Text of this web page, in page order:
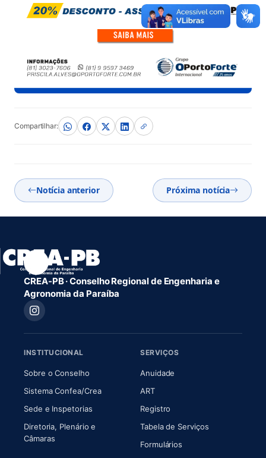
Compartilhar:
Notícia anterior Próxima notícia
CREA-PB · Conselho Regional de Engenharia e
Agronomia da Paraíba
INSTITUCIONAL
Sobre o Conselho(abre em nova aba)
Sistema Confea/Crea(abre em nova aba)
Sede e Inspetorias
Diretoria, Plenário e
Câmaras(abre em nova aba)
SERVIÇOS
Anuidade
ART(abre em nova aba)
Registro
Tabela de Serviços
Formulários